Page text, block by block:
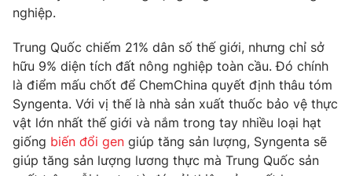
Sản phẩm
Thị trường
Tư vấn
Lịch phát sóng
Chuyên mục khác
Emagazine Podcast
nghiệp.
Trung Quốc chiếm 21% dân số thế giới, nhưng chỉ sở
hữu 9% diện tích đất nông nghiệp toàn cầu. Đó chính
là điểm mấu chốt để ChemChina quyết định thâu tóm
Syngenta. Với vị thế là nhà sản xuất thuốc bảo vệ thực
vật lớn nhất thế giới và nắm trong tay nhiều loại hạt
giống biến đổi gen giúp tăng sản lượng, Syngenta sẽ
giúp tăng sản lượng lương thực mà Trung Quốc sản